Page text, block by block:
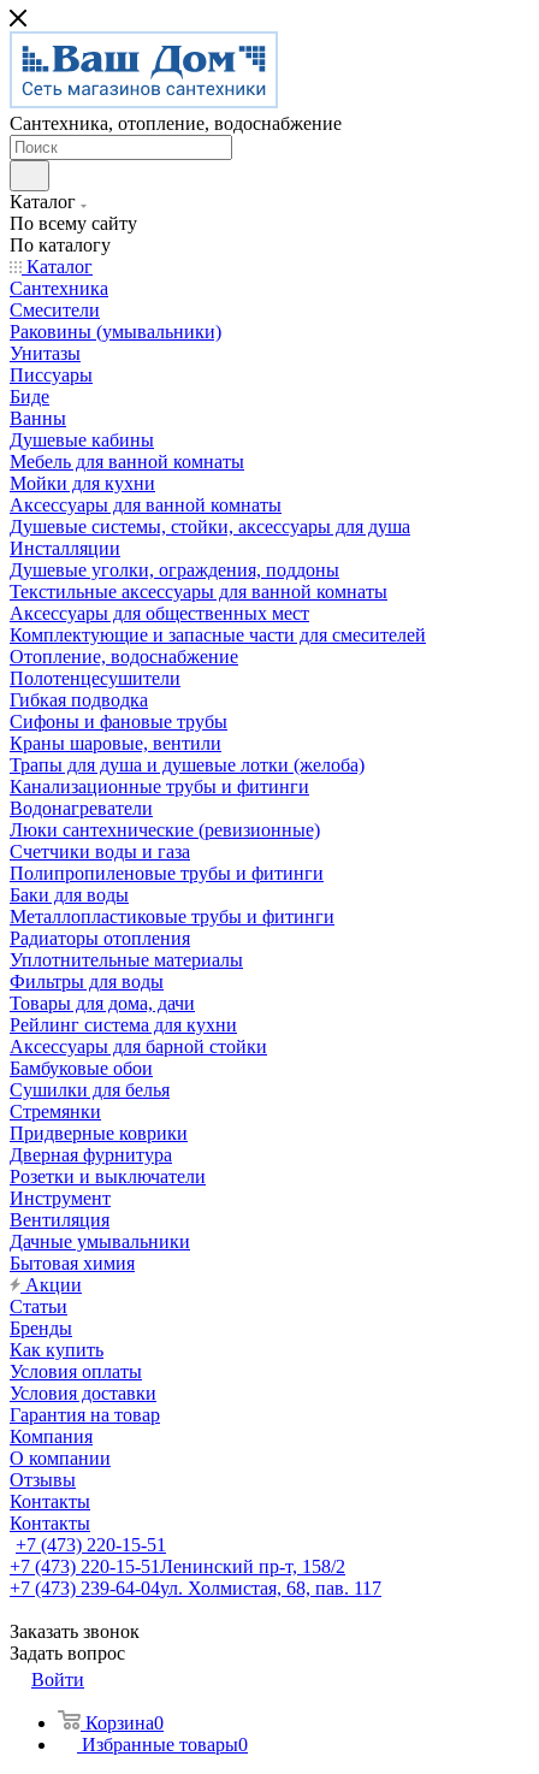
Сантехника, отопление, водоснабжение
Каталог
По всему сайту
По каталогу
Каталог
Сантехника
Смесители
Раковины (умывальники)
Унитазы
Писсуары
Биде
Ванны
Душевые кабины
Мебель для ванной комнаты
Мойки для кухни
Аксессуары для ванной комнаты
Душевые системы, стойки, аксессуары для душа
Инсталляции
Душевые уголки, ограждения, поддоны
Текстильные аксессуары для ванной комнаты
Аксессуары для общественных мест
Комплектующие и запасные части для смесителей
Отопление, водоснабжение
Полотенцесушители
Гибкая подводка
Сифоны и фановые трубы
Краны шаровые, вентили
Трапы для душа и душевые лотки (желоба)
Канализационные трубы и фитинги
Водонагреватели
Люки сантехнические (ревизионные)
Счетчики воды и газа
Полипропиленовые трубы и фитинги
Баки для воды
Металлопластиковые трубы и фитинги
Радиаторы отопления
Уплотнительные материалы
Фильтры для воды
Товары для дома, дачи
Рейлинг система для кухни
Аксессуары для барной стойки
Бамбуковые обои
Сушилки для белья
Стремянки
Придверные коврики
Дверная фурнитура
Розетки и выключатели
Инструмент
Вентиляция
Дачные умывальники
Бытовая химия
Акции
Статьи
Бренды
Как купить
Условия оплаты
Условия доставки
Гарантия на товар
Компания
О компании
Отзывы
Контакты
Контакты
+7 (473) 220-15-51
+7 (473) 220-15-51Ленинский пр-т, 158/2
+7 (473) 239-64-04ул. Холмистая, 68, пав. 117
Заказать звонок
Задать вопрос
Войти
Корзина0
Избранные товары0